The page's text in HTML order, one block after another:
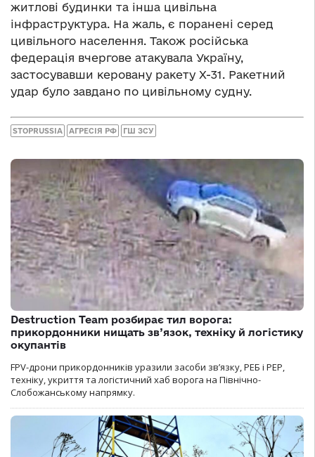
житлові будинки та інша цивільна
інфраструктура. На жаль, є поранені серед
цивільного населення. Також російська
федерація вчергове атакувала Україну,
застосувавши керовану ракету Х-31. Ракетний
удар було завдано по цивільному судну.
STOPRUSSIA АГРЕСІЯ РФ ГШ ЗСУ
Destruction Team розбирає тил ворога:
прикордонники нищать зв’язок, техніку й логістику
окупантів
FPV-дрони прикордонників уразили засоби зв’язку, РЕБ і РЕР,
техніку, укриття та логістичний хаб ворога на Північно-
Слобожанському напрямку.